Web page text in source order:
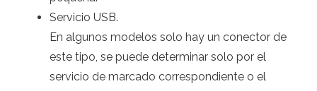
Servicio USB.
En algunos modelos solo hay un conector de
este tipo, se puede determinar solo por el
servicio de marcado correspondiente o el